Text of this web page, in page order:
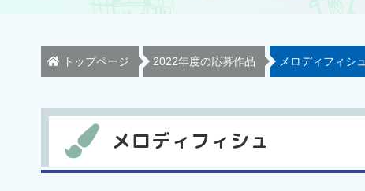
トップページ 2022年度の応募作品 メロディフィシュ
メロディフィシュ